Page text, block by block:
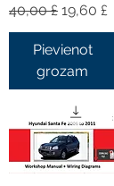
Parastā cena
40,00 £ 19,60 £
Pievienot
grozam